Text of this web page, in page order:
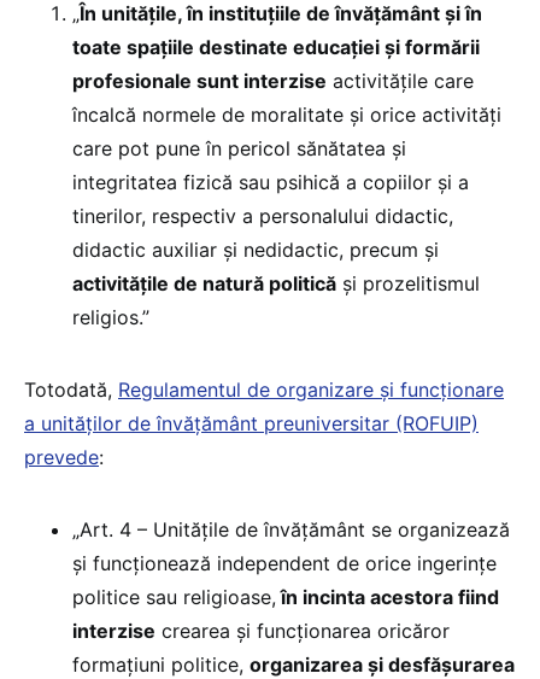
„În unitățile, în instituțiile de învățământ și în
toate spațiile destinate educației și formării
profesionale sunt interzise activitățile care
încalcă normele de moralitate și orice activități
care pot pune în pericol sănătatea și
integritatea fizică sau psihică a copiilor și a
tinerilor, respectiv a personalului didactic,
didactic auxiliar și nedidactic, precum și
activitățile de natură politică și prozelitismul
religios.”
Totodată, Regulamentul de organizare și funcționare
a unităților de învățământ preuniversitar (ROFUIP)
prevede:
„Art. 4 – Unitățile de învățământ se organizează
și funcționează independent de orice ingerințe
politice sau religioase,în incinta acestora fiind
interzise crearea și funcționarea oricăror
formațiuni politice, organizarea și desfășurarea